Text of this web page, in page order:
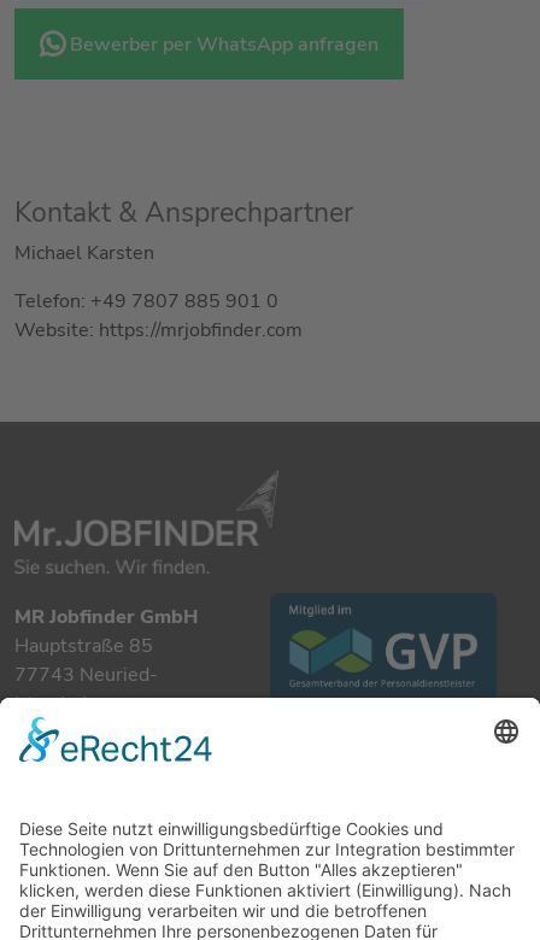
Bewerber per WhatsApp anfragen
Kontakt & Ansprechpartner
Michael Karsten
Telefon: +49 7807 885 901 0
Website: https://mrjobfinder.com
MR Jobfinder GmbH
Hauptstraße 85
77743 Neuried-
Ichenheim
+49 7807 885 901 0
info@mrjobfinder.com
Für Arbeitgeber
Für Arbeitnehmer
Stellenanzeigen